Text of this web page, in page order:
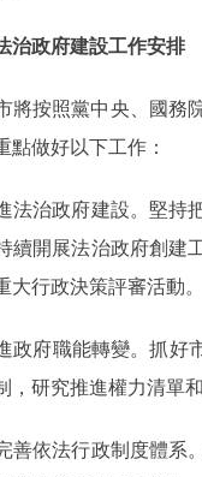
治政府建設工作安排
按照黨中央、國務院
點做好以下工作：
治政府建設。堅持把
續開展法治政府創建
大行政決策評審活動。
府職能轉變。抓好市
，研究推進權力清單
依法行政制度體系。